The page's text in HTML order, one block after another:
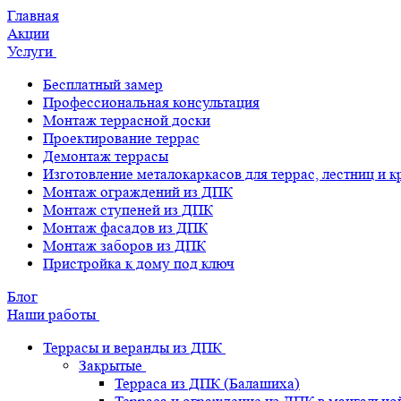
Главная
Акции
Услуги
Бесплатный замер
Профессиональная консультация
Монтаж террасной доски
Проектирование террас
Демонтаж террасы
Изготовление металокаркасов для террас, лестниц и
Монтаж ограждений из ДПК
Монтаж ступеней из ДПК
Монтаж фасадов из ДПК
Монтаж заборов из ДПК
Пристройка к дому под ключ
Блог
Наши работы
Террасы и веранды из ДПК
Закрытые
Терраса из ДПК (Балашиха)